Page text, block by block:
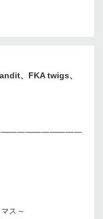
、FKA twigs、
ス～